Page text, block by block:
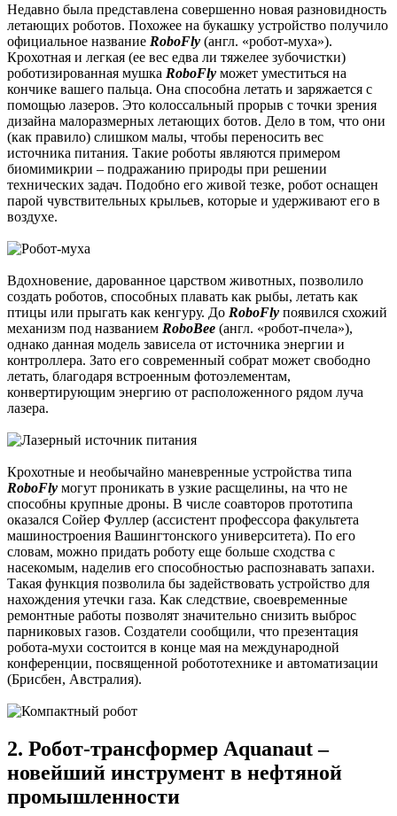
Недавно была представлена совершенно новая разновидность
летающих роботов. Похожее на букашку устройство получило
официальное название RoboFly (англ. «робот-муха»).
Крохотная и легкая (ее вес едва ли тяжелее зубочистки)
роботизированная мушка RoboFly может уместиться на
кончике вашего пальца. Она способна летать и заряжается с
помощью лазеров. Это колоссальный прорыв с точки зрения
дизайна малоразмерных летающих ботов. Дело в том, что они
(как правило) слишком малы, чтобы переносить вес
источника питания. Такие роботы являются примером
биомимикрии – подражанию природы при решении
технических задач. Подобно его живой тезке, робот оснащен
парой чувствительных крыльев, которые и удерживают его в
воздухе.
Вдохновение, дарованное царством животных, позволило
создать роботов, способных плавать как рыбы, летать как
птицы или прыгать как кенгуру. До RoboFly появился схожий
механизм под названием RoboBee (англ. «робот-пчела»),
однако данная модель зависела от источника энергии и
контроллера. Зато его современный собрат может свободно
летать, благодаря встроенным фотоэлементам,
конвертирующим энергию от расположенного рядом луча
лазера.
Крохотные и необычайно маневренные устройства типа
RoboFly могут проникать в узкие расщелины, на что не
способны крупные дроны. В числе соавторов прототипа
оказался Сойер Фуллер (ассистент профессора факультета
машиностроения Вашингтонского университета). По его
словам, можно придать роботу еще больше сходства с
насекомым, наделив его способностью распознавать запахи.
Такая функция позволила бы задействовать устройство для
нахождения утечки газа. Как следствие, своевременные
ремонтные работы позволят значительно снизить выброс
парниковых газов. Создатели сообщили, что презентация
робота-мухи состоится в конце мая на международной
конференции, посвященной робототехнике и автоматизации
(Брисбен, Австралия).
2. Робот-трансформер Aquanaut –
новейший инструмент в нефтяной
промышленности